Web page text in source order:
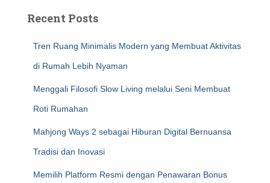
Recent Posts
Tren Ruang Minimalis Modern yang Membuat Aktivitas
di Rumah Lebih Nyaman
Menggali Filosofi Slow Living melalui Seni Membuat
Roti Rumahan
Mahjong Ways 2 sebagai Hiburan Digital Bernuansa
Tradisi dan Inovasi
Memilih Platform Resmi dengan Penawaran Bonus